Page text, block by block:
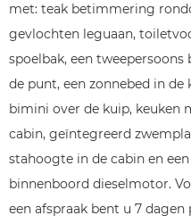
met: teak betimmering
gevlochten leguaan,
spoelbak, een
de punt, een zonnebed in
bimini over de kuip, keuken
cabin, geïntegreerd
stahoogte in de cabin en
binnenboord dieselmotor.
een afspraak bent u 7